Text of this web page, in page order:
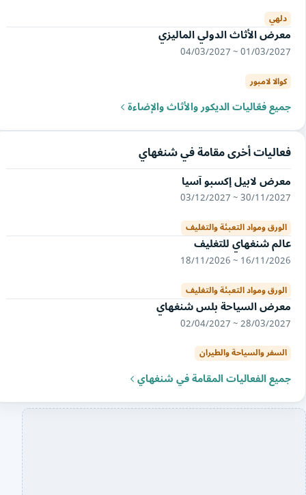
دلهي
معرض الأثاث الدولي الماليزي
01/03/2027 ~ 04/03/2027
كوالا لامبور
جميع فعّاليات الديكور والأثاث والإضاءة
فعاليات أخرى مقامة في شنغهاي
معرض لابيل إكسبو آسيا
30/11/2027 ~ 03/12/2027
الورق ومواد التعبئة والتغليف
عالم شنغهاي للتغليف
16/11/2026 ~ 18/11/2026
الورق ومواد التعبئة والتغليف
معرض السياحة بلس شنغهاي
28/03/2027 ~ 02/04/2027
السفر والسياحة والطيران
جميع الفعاليات المقامة في شنغهاي